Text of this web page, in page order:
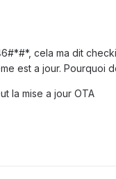
cela ma dit
est a jour. Pourquoi
la mise a jour OTA